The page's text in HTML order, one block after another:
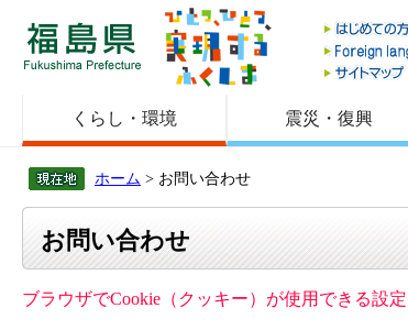
福島県
くらし・環境 震災・復興
ホーム > お問い合わせ
お問い合わせ
ブラウザでCookie（クッキー）が使用できる設